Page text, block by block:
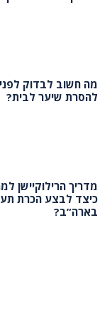
מה חשוב לבדוק
להסרת שיער לבית?
מדריך הרילוקיישן
כיצד לבצע הכרת
בארה”ב?